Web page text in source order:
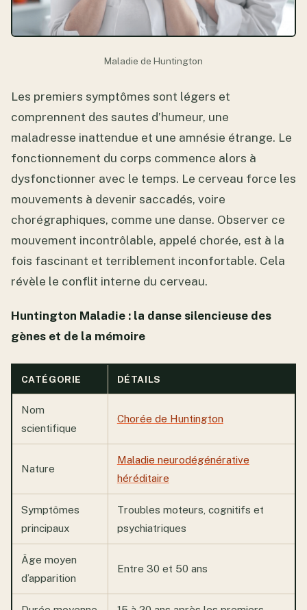
Maladie de Huntington
Les premiers symptômes sont légers et
comprennent des sautes d’humeur, une
maladresse inattendue et une amnésie étrange. Le
fonctionnement du corps commence alors à
dysfonctionner avec le temps. Le cerveau force les
mouvements à devenir saccadés, voire
chorégraphiques, comme une danse. Observer ce
mouvement incontrôlable, appelé chorée, est à la
fois fascinant et terriblement inconfortable. Cela
révèle le conflit interne du cerveau.
Huntington Maladie : la danse silencieuse des
gènes et de la mémoire
CATÉGORIE DÉTAILS
Nom
scientifique
Chorée de Huntington
Nature
Maladie neurodégénérative
héréditaire
Symptômes
principaux
Troubles moteurs, cognitifs et
psychiatriques
Âge moyen
d’apparition
Entre 30 et 50 ans